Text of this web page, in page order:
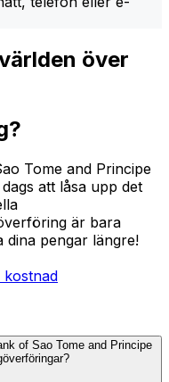
över
Tome and Principe
att låsa upp det
är bara
pengar längre!
of Sao Tome and Principe